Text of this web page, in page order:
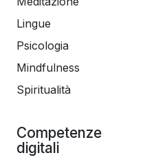
Lingue
Psicologia
Mindfulness
Spiritualità
Competenze
digitali